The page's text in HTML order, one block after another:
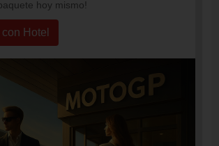
hoy mismo!
Hotel